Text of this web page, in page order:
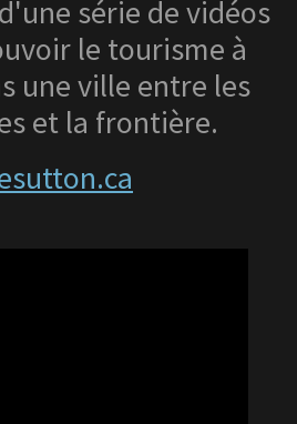
série de vidéos
le tourisme à
une ville entre les
et la frontière.